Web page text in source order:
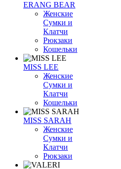
ERANG BEAR
Женские
Сумки и
Клатчи
Рюкзаки
Кошельки
MISS LEE
Женские
Сумки и
Клатчи
Кошельки
MISS SARAH
Женские
Сумки и
Клатчи
Рюкзаки